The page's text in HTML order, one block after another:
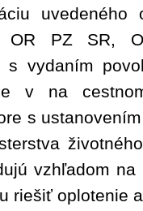
uvedeného
PZ SR,
s vydaním
v na
s
vzhľadom na
riešiť oplotenie